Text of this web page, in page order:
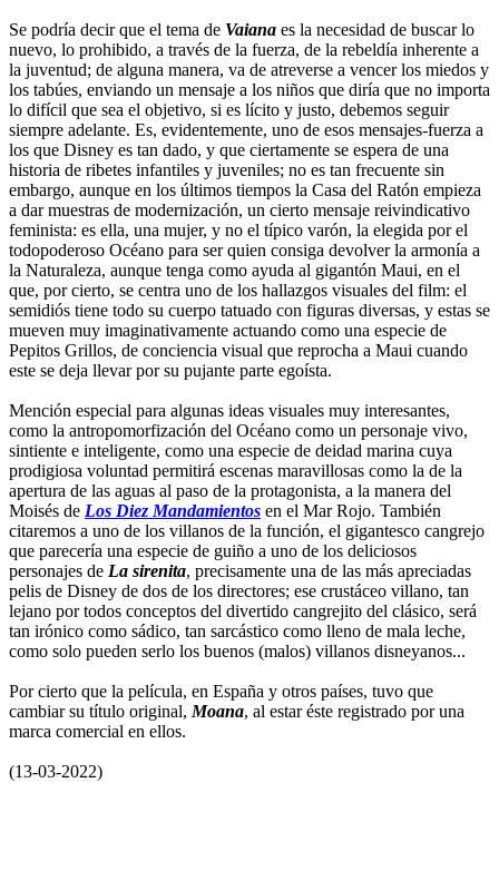
Se podría decir que el tema de Vaiana es la necesidad de buscar lo
nuevo, lo prohibido, a través de la fuerza, de la rebeldía inherente a
la juventud; de alguna manera, va de atreverse a vencer los miedos y
los tabúes, enviando un mensaje a los niños que diría que no importa
lo difícil que sea el objetivo, si es lícito y justo, debemos seguir
siempre adelante. Es, evidentemente, uno de esos mensajes-fuerza a
los que Disney es tan dado, y que ciertamente se espera de una
historia de ribetes infantiles y juveniles; no es tan frecuente sin
embargo, aunque en los últimos tiempos la Casa del Ratón empieza
a dar muestras de modernización, un cierto mensaje reivindicativo
feminista: es ella, una mujer, y no el típico varón, la elegida por el
todopoderoso Océano para ser quien consiga devolver la armonía a
la Naturaleza, aunque tenga como ayuda al gigantón Maui, en el
que, por cierto, se centra uno de los hallazgos visuales del film: el
semidiós tiene todo su cuerpo tatuado con figuras diversas, y estas se
mueven muy imaginativamente actuando como una especie de
Pepitos Grillos, de conciencia visual que reprocha a Maui cuando
este se deja llevar por su pujante parte egoísta.
Mención especial para algunas ideas visuales muy interesantes,
como la antropomorfización del Océano como un personaje vivo,
sintiente e inteligente, como una especie de deidad marina cuya
prodigiosa voluntad permitirá escenas maravillosas como la de la
apertura de las aguas al paso de la protagonista, a la manera del
Moisés de Los Diez Mandamientos en el Mar Rojo. También
citaremos a uno de los villanos de la función, el gigantesco cangrejo
que parecería una especie de guiño a uno de los deliciosos
personajes de La sirenita, precisamente una de las más apreciadas
pelis de Disney de dos de los directores; ese crustáceo villano, tan
lejano por todos conceptos del divertido cangrejito del clásico, será
tan irónico como sádico, tan sarcástico como lleno de mala leche,
como solo pueden serlo los buenos (malos) villanos disneyanos...
Por cierto que la película, en España y otros países, tuvo que
cambiar su título original, Moana, al estar éste registrado por una
marca comercial en ellos.
(13-03-2022)